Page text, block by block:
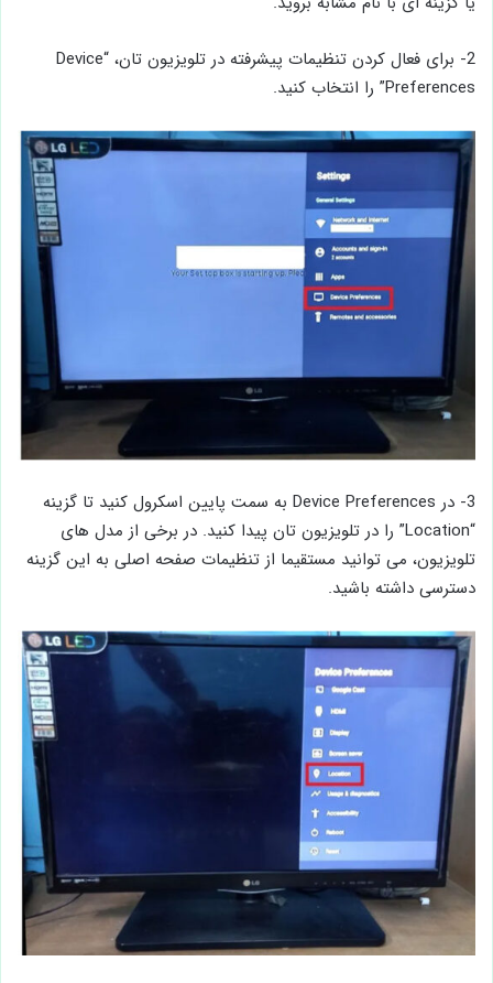
2- برای فعال کردن تنظیمات پیشرفته در تلویزیون تان، “Device
Preferences” را انتخاب کنید.
3- در Device Preferences به سمت پایین اسکرول کنید تا گزینه
“Location” را در تلویزیون تان پیدا کنید. در برخی از مدل‌ های
تلویزیون، می ‌توانید مستقیما از تنظیمات صفحه اصلی به این گزینه
دسترسی داشته باشید.